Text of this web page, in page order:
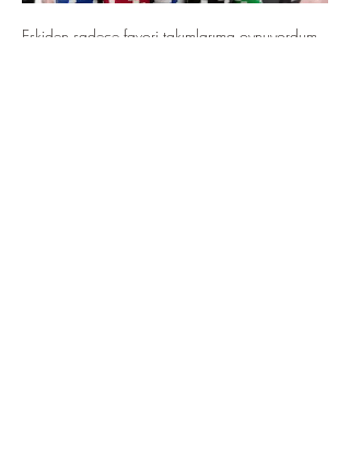
Eskiden sadece favori takımlarıma oynuyordum